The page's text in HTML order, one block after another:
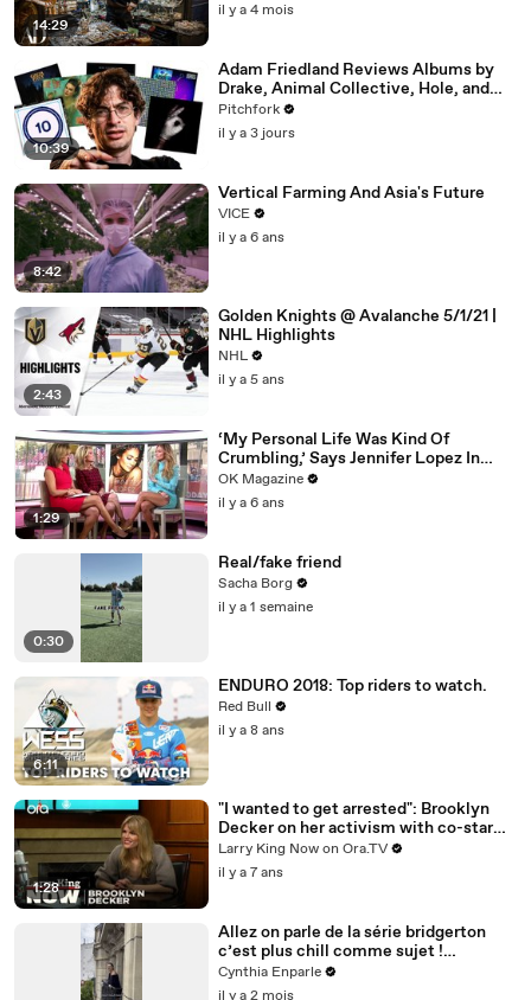
14:29
il y a 4 mois
10:39
Adam Friedland Reviews Albums by
Drake, Animal Collective, Hole, and
More
Pitchfork
il y a 3 jours
8:42
Vertical Farming And Asia's Future
VICE
il y a 6 ans
2:43
Golden Knights @ Avalanche 5/1/21 |
NHL Highlights
NHL
il y a 5 ans
1:29
‘My Personal Life Was Kind Of
Crumbling,’ Says Jennifer Lopez In
REELZ Doc Detailing Her Scariest
Moment
OK Magazine
il y a 6 ans
0:30
Real/fake friend
Sacha Borg
il y a 1 semaine
6:11
ENDURO 2018: Top riders to watch.
Red Bull
il y a 8 ans
1:28
"I wanted to get arrested": Brooklyn
Decker on her activism with co-star
Jane Fonda
Larry King Now on Ora.TV
il y a 7 ans
Allez on parle de la série bridgerton
c’est plus chill comme sujet !
#histoire
Cynthia Enparle